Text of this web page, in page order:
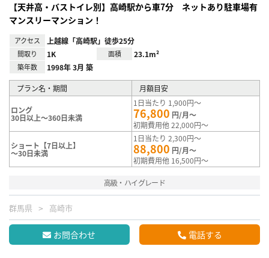
【天井高・バストイレ別】高崎駅から車7分 ネットあり駐車場有
マンスリーマンション！
アクセス 上越線「高崎駅」徒歩25分
間取り 1K 面積 23.1m²
築年数 1998年 3月 築
プラン名・期間 月額目安
ロング
30日以上～360日未満
1日当たり 1,900円～
76,800 円/月～
初期費用他 22,000円～
ショート【7日以上】
～30日未満
1日当たり 2,300円～
88,800 円/月～
初期費用他 16,500円～
高級・ハイグレード
群馬県 高崎市
お問合わせ 電話する